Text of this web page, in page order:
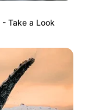
Take a Look